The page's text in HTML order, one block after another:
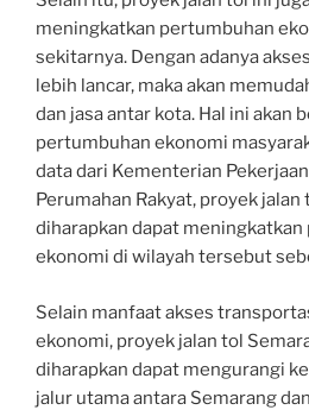
meningkatkan pertumbuhan
sekitarnya. Dengan adanya
lebih lancar, maka akan
dan jasa antar kota. Hal ini akan
pertumbuhan ekonomi
data dari Kementerian
Perumahan Rakyat, proyek
diharapkan dapat
ekonomi di wilayah tersebut
Selain manfaat akses
ekonomi, proyek jalan tol
diharapkan dapat mengurangi
jalur utama antara Semarang